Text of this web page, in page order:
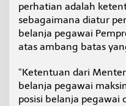
perhatian adalah
sebagaimana diatur
belanja pegawai
atas ambang batas
“Ketentuan dari
belanja pegawai
posisi belanja pegawai